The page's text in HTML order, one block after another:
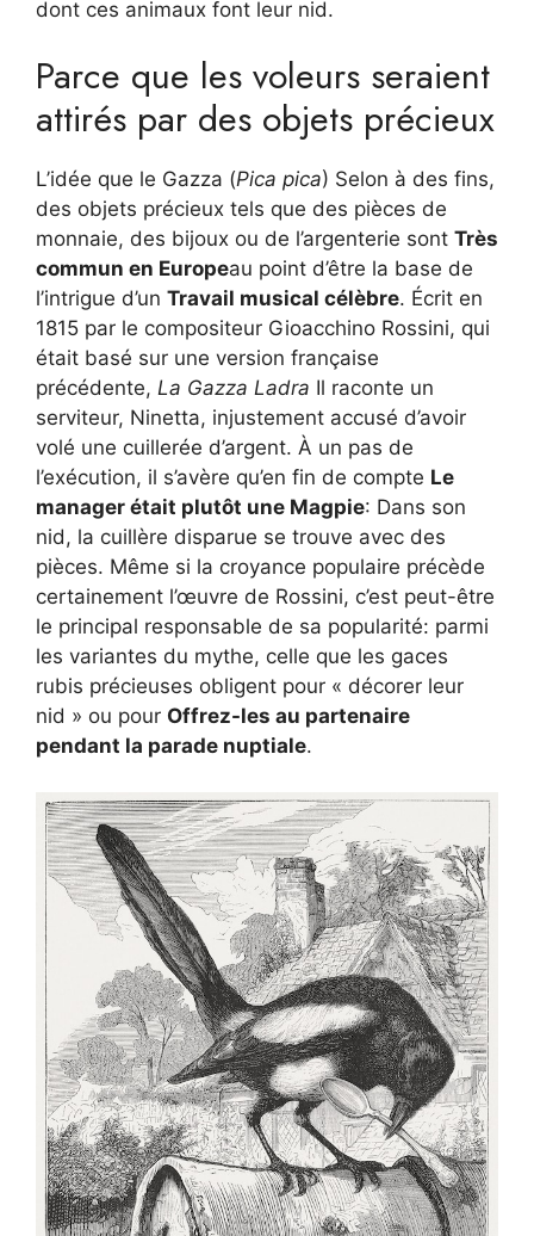
dont ces animaux font leur nid.
Parce que les voleurs seraient
attirés par des objets précieux
L’idée que le Gazza (Pica pica) Selon à des fins,
des objets précieux tels que des pièces de
monnaie, des bijoux ou de l’argenterie sont Très
commun en Europeau point d’être la base de
l’intrigue d’un Travail musical célèbre. Écrit en
1815 par le compositeur Gioacchino Rossini, qui
était basé sur une version française
précédente, La Gazza Ladra Il raconte un
serviteur, Ninetta, injustement accusé d’avoir
volé une cuillerée d’argent. À un pas de
l’exécution, il s’avère qu’en fin de compte Le
manager était plutôt une Magpie: Dans son
nid, la cuillère disparue se trouve avec des
pièces. Même si la croyance populaire précède
certainement l’œuvre de Rossini, c’est peut-être
le principal responsable de sa popularité: parmi
les variantes du mythe, celle que les gaces
rubis précieuses obligent pour « décorer leur
nid » ou pour Offrez-les au partenaire
pendant la parade nuptiale.